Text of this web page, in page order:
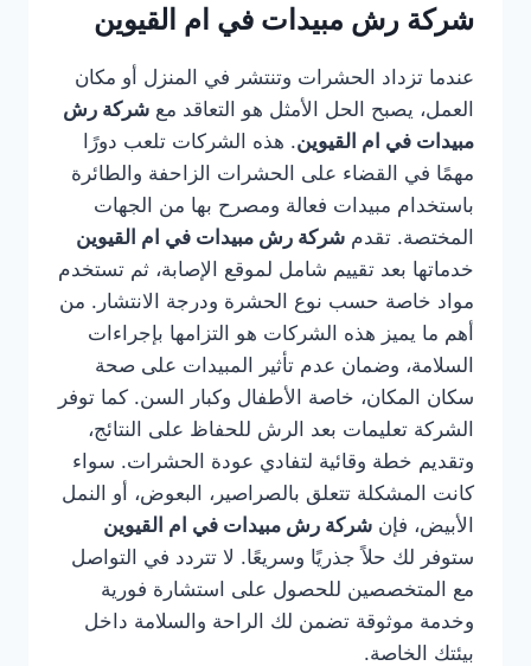
شركة رش مبيدات في ام القيوين
عندما تزداد الحشرات وتنتشر في المنزل أو مكان
العمل، يصبح الحل الأمثل هو التعاقد مع شركة رش
مبيدات في ام القيوين. هذه الشركات تلعب دورًا
مهمًا في القضاء على الحشرات الزاحفة والطائرة
باستخدام مبيدات فعالة ومصرح بها من الجهات
المختصة. تقدم شركة رش مبيدات في ام القيوين
خدماتها بعد تقييم شامل لموقع الإصابة، ثم تستخدم
مواد خاصة حسب نوع الحشرة ودرجة الانتشار. من
أهم ما يميز هذه الشركات هو التزامها بإجراءات
السلامة، وضمان عدم تأثير المبيدات على صحة
سكان المكان، خاصة الأطفال وكبار السن. كما توفر
الشركة تعليمات بعد الرش للحفاظ على النتائج،
وتقديم خطة وقائية لتفادي عودة الحشرات. سواء
كانت المشكلة تتعلق بالصراصير، البعوض، أو النمل
الأبيض، فإن شركة رش مبيدات في ام القيوين
ستوفر لك حلاً جذريًا وسريعًا. لا تتردد في التواصل
مع المتخصصين للحصول على استشارة فورية
وخدمة موثوقة تضمن لك الراحة والسلامة داخل
بيئتك الخاصة.